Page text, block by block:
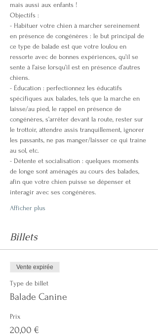
mais aussi aux enfants !
Objectifs :
- Habituer votre chien à marcher sereinement
en présence de congénères : le but principal de
ce type de balade est que votre loulou en
ressorte avec de bonnes expériences, qu’il se
sente à l’aise lorsqu’il est en présence d’autres
chiens.
- Éducation : perfectionnez les éducatifs
spécifiques aux balades, tels que la marche en
laisse/au pied, le rappel en présence de
congénères, s’arrêter devant la route, rester sur
le trottoir, attendre assis tranquillement, ignorer
les passants, ne pas manger/laisser ce qui traîne
au sol, etc.
- Détente et socialisation : quelques moments
de longe sont aménagés au cours des balades,
afin que votre chien puisse se dépenser et
interagir avec ses congénères.
Afficher plus
Billets
Vente expirée
Type de billet
Balade Canine
Prix
20,00 €